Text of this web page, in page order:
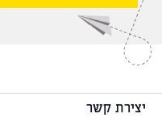
יצירת קשר